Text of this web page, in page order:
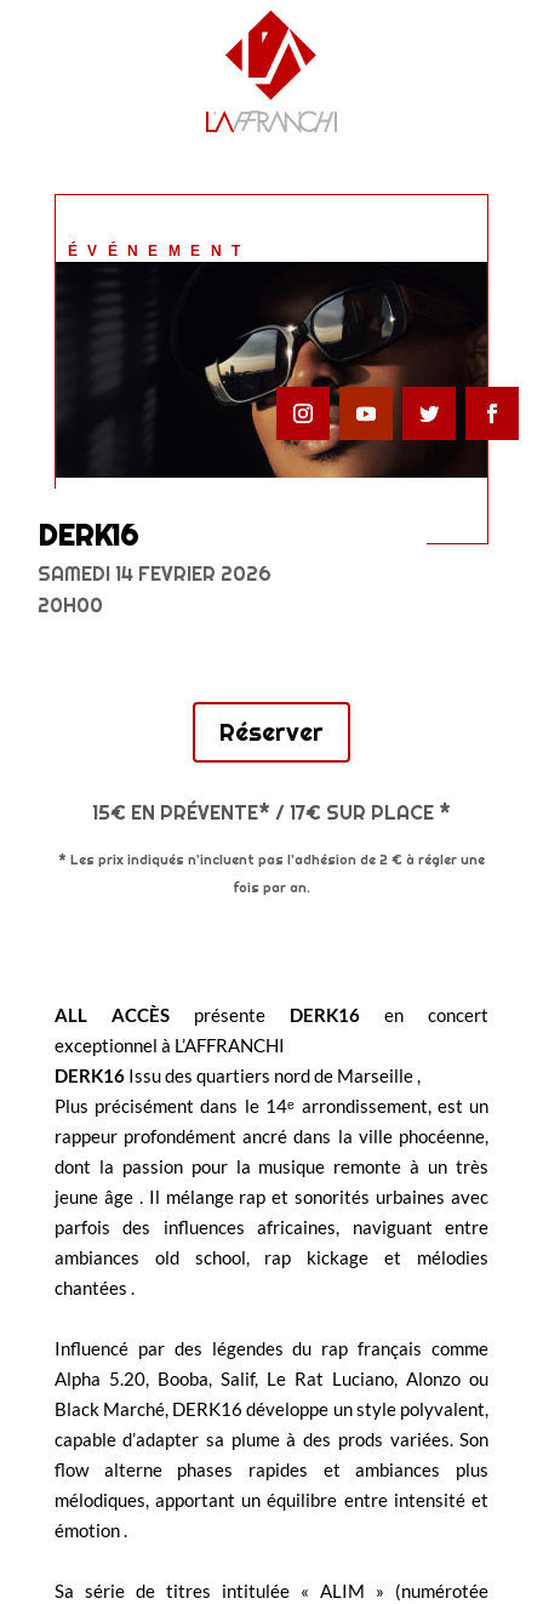
ÉVÉNEMENT
DERK16
SAMEDI 14 FEVRIER 2026
20H00
Réserver
15€ EN PRÉVENTE* / 17€ SUR PLACE *
* Les prix indiqués n’incluent pas l’adhésion de 2 € à régler une
fois par an.
ALL ACCÈSprésente DERK16 en concert
exceptionnel à L’AFFRANCHI
DERK16Issu des quartiers nord de Marseille ,
Plus précisément dans le 14ᵉ arrondissement, est un
rappeur profondément ancré dans la ville phocéenne,
dont la passion pour la musique remonte à un très
jeune âge . Il mélange rap et sonorités urbaines avec
parfois des influences africaines, naviguant entre
ambiances old school, rap kickage et mélodies
chantées .
Influencé par des légendes du rap français comme
Alpha 5.20, Booba, Salif, Le Rat Luciano, Alonzo ou
Black Marché, DERK16 développe un style polyvalent,
capable d’adapter sa plume à des prods variées. Son
flow alterne phases rapides et ambiances plus
mélodiques, apportant un équilibre entre intensité et
émotion .
Sa série de titres intitulée « ALIM » (numérotée